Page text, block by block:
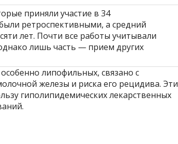
приняли участие в 34
ретроспективными, а средний
лет. Почти все работы учитывали
лишь часть — прием других
липофильных, связано с
железы и риска его рецидива. Эти
гиполипидемических лекарственных